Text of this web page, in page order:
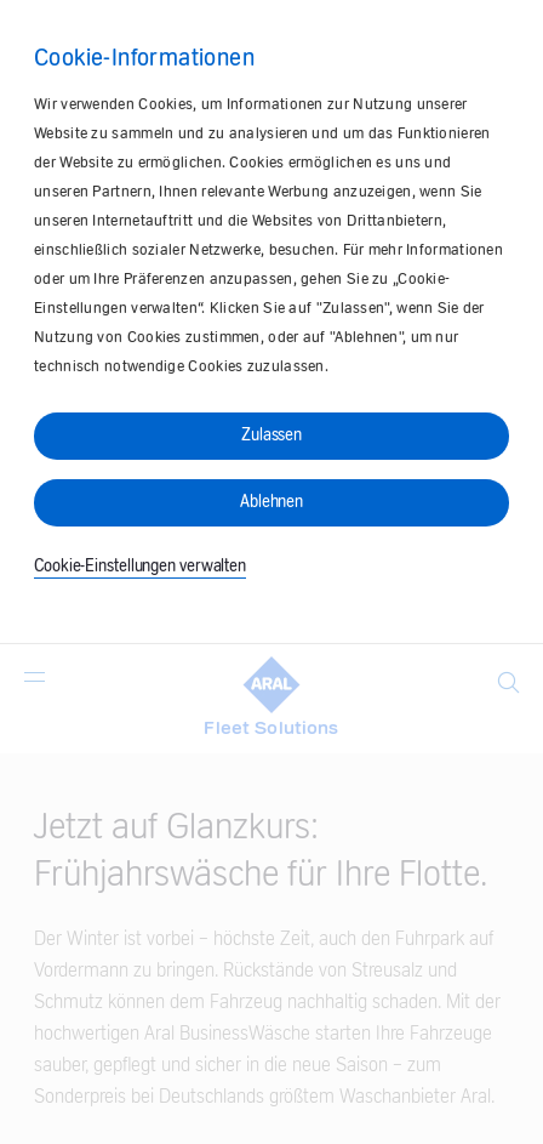
Cookie-Informationen
Wir verwenden Cookies, um Informationen zur Nutzung unserer
Website zu sammeln und zu analysieren und um das Funktionieren
der Website zu ermöglichen. Cookies ermöglichen es uns und
unseren Partnern, Ihnen relevante Werbung anzuzeigen, wenn Sie
unseren Internetauftritt und die Websites von Drittanbietern,
einschließlich sozialer Netzwerke, besuchen. Für mehr Informationen
oder um Ihre Präferenzen anzupassen, gehen Sie zu „Cookie-
Einstellungen verwalten“. Klicken Sie auf "Zulassen", wenn Sie der
Nutzung von Cookies zustimmen, oder auf "Ablehnen", um nur
technisch notwendige Cookies zuzulassen.
Zulassen
Ablehnen
Cookie-Einstellungen verwalten
Fleet Solutions
Suche
Jetzt auf Glanzkurs:
Frühjahrswäsche für Ihre Flotte.
Der Winter ist vorbei – höchste Zeit, auch den Fuhrpark auf
Vordermann zu bringen. Rückstände von Streusalz und
Schmutz können dem Fahrzeug nachhaltig schaden. Mit der
hochwertigen Aral BusinessWäsche starten Ihre Fahrzeuge
sauber, gepflegt und sicher in die neue Saison – zum
Sonderpreis bei Deutschlands größtem Waschanbieter Aral.